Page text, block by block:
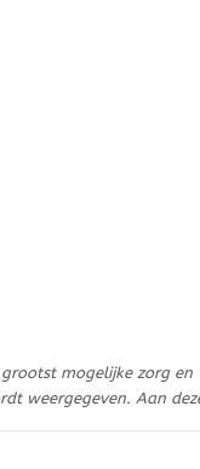
mogelijke zorg
weergegeven. Aan